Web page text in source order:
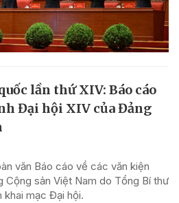
lần thứ XIV: Báo cáo
Đại hội XIV của Đảng
văn Báo cáo về các văn kiện
Cộng sản Việt Nam do Tổng Bí thư
khai mạc Đại hội.